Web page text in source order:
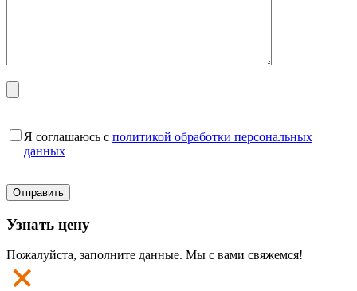
Я соглашаюсь с политикой обработки персональных
данных
Узнать цену
Пожалуйста, заполните данные. Мы с вами свяжемся!